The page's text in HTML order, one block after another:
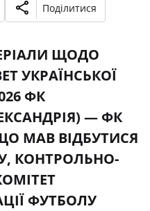
Поділитися
ЩОДО
УКРАЇНСЬКОЇ
ФК
— ФК
МАВ ВІДБУТИСЯ
КОНТРОЛЬНО-
ФУТБОЛУ